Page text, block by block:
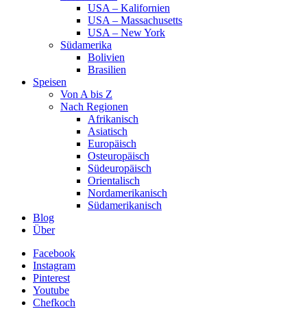
USA – Kalifornien
USA – Massachusetts
USA – New York
Südamerika
Bolivien
Brasilien
Speisen
Von A bis Z
Nach Regionen
Afrikanisch
Asiatisch
Europäisch
Osteuropäisch
Südeuropäisch
Orientalisch
Nordamerikanisch
Südamerikanisch
Blog
Über
Facebook
Instagram
Pinterest
Youtube
Chefkoch